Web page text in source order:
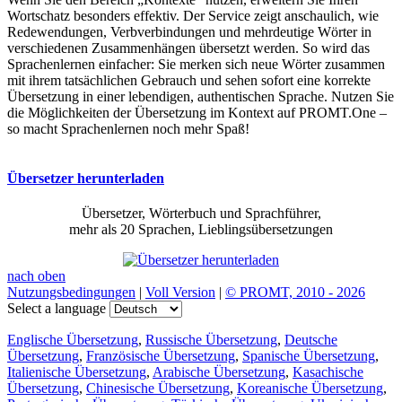
Wortschatz besonders effektiv. Der Service zeigt anschaulich, wie
Redewendungen, Verbverbindungen und mehrdeutige Wörter in
verschiedenen Zusammenhängen übersetzt werden. So wird das
Sprachenlernen einfacher: Sie merken sich neue Wörter zusammen
mit ihrem tatsächlichen Gebrauch und sehen sofort eine korrekte
Übersetzung in einer lebendigen, authentischen Sprache. Nutzen Sie
die Möglichkeiten der Übersetzung im Kontext auf PROMT.One –
so macht Sprachenlernen noch mehr Spaß!
Übersetzer herunterladen
Übersetzer, Wörterbuch und Sprachführer,
mehr als 20 Sprachen, Lieblingsübersetzungen
nach oben
Nutzungsbedingungen | Voll Version | © PROMT, 2010 - 2026
Select a language
Englische Übersetzung, Russische Übersetzung, Deutsche
Übersetzung, Französische Übersetzung, Spanische Übersetzung,
Italienische Übersetzung, Arabische Übersetzung, Kasachische
Übersetzung, Chinesische Übersetzung, Koreanische Übersetzung,